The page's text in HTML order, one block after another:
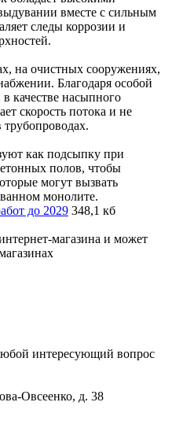
вместе с сильным
следы коррозии и
на очистных сооружениях,
Благодаря особой
качестве насыпного
скорость потока и не
как подсыпку при
полов, чтобы
могут вызвать
монолите.
до 2029 348,1 кб
магазина и может
интересующий вопрос
Овсеенко, д. 38